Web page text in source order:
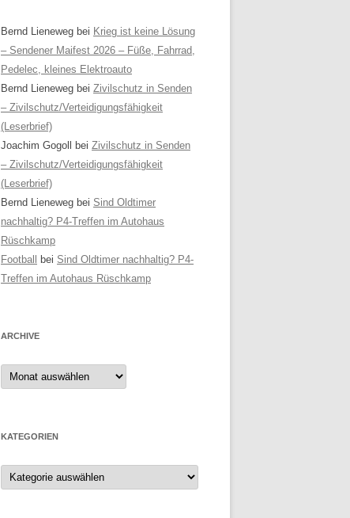
Bernd Lieneweg bei Krieg ist keine Lösung
– Sendener Maifest 2026 – Füße, Fahrrad,
Pedelec, kleines Elektroauto
Bernd Lieneweg bei Zivilschutz in Senden
– Zivilschutz/Verteidigungsfähigkeit
(Leserbrief)
Joachim Gogoll
bei Zivilschutz in Senden
– Zivilschutz/Verteidigungsfähigkeit
(Leserbrief)
Bernd Lieneweg bei Sind Oldtimer
nachhaltig? P4-Treffen im Autohaus
Rüschkamp
Football
bei Sind Oldtimer nachhaltig? P4-
Treffen im Autohaus Rüschkamp
ARCHIVE
Archive
KATEGORIEN
Kategorien